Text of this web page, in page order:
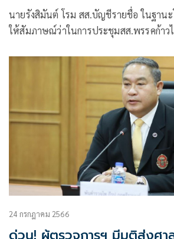
แล้ว
นายรังสิมันต์ โรม สส.บัญชีรายชื่อ ในฐานะ
ให้สัมภาษณ์ว่าในการประชุมสส.พรรคก้าว
ได้มีการประกาศงดการประชุมสภาแล้วนั้น
24 กรกฎาคม 2566
ด่วน! ผู้ตรวจการฯ มีมติส่งศา